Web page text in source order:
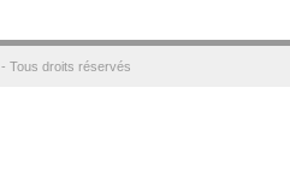
Tous droits réservés